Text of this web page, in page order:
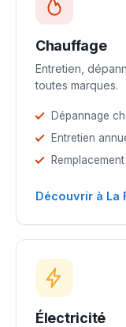
Chauffage
Entretien,
toutes marques.
Dépannage
Entretien
Découvrir à La
Électricité